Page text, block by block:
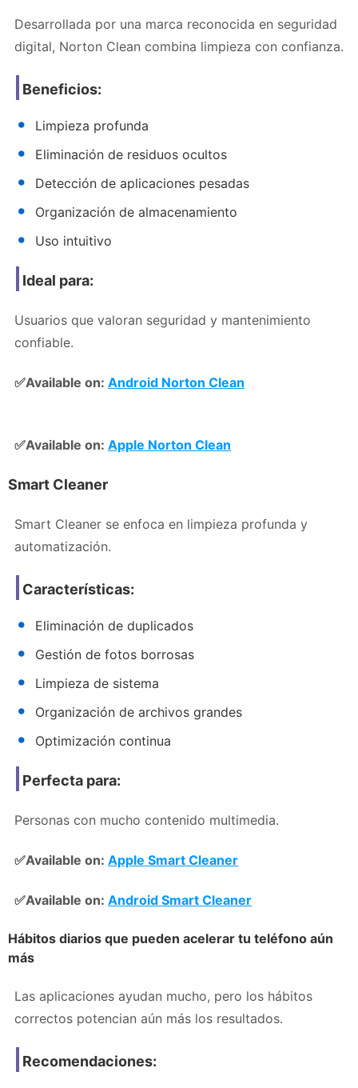
Desarrollada por una marca reconocida en seguridad
digital, Norton Clean combina limpieza con confianza.
Beneficios:
Limpieza profunda
Eliminación de residuos ocultos
Detección de aplicaciones pesadas
Organización de almacenamiento
Uso intuitivo
Ideal para:
Usuarios que valoran seguridad y mantenimiento
confiable.
✅Available on: Android Norton Clean
✅Available on: Apple Norton Clean
Smart Cleaner
Smart Cleaner se enfoca en limpieza profunda y
automatización.
Características:
Eliminación de duplicados
Gestión de fotos borrosas
Limpieza de sistema
Organización de archivos grandes
Optimización continua
Perfecta para:
Personas con mucho contenido multimedia.
✅Available on: Apple Smart Cleaner
✅Available on: Android Smart Cleaner
Hábitos diarios que pueden acelerar tu teléfono aún
más
Las aplicaciones ayudan mucho, pero los hábitos
correctos potencian aún más los resultados.
Recomendaciones: